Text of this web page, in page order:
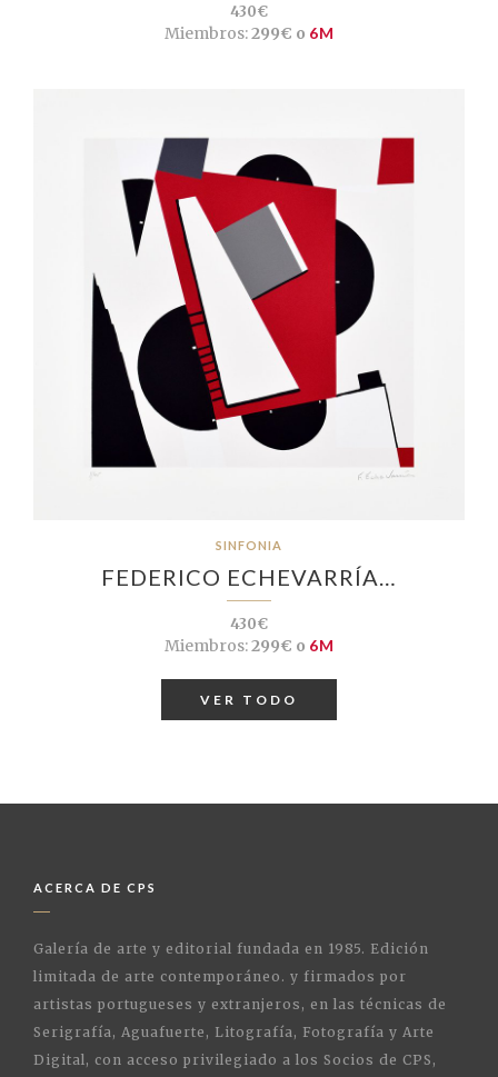
430€
Miembros:299€ o 6M
SINFONIA
FEDERICO ECHEVARRÍA…
430€
Miembros:299€ o 6M
VER TODO
ACERCA DE CPS
Galería de arte y editorial fundada en 1985. Edición
limitada de arte contemporáneo. y firmados por
artistas portugueses y extranjeros, en las técnicas de
Serigrafía, Aguafuerte, Litografía, Fotografía y Arte
Digital, con acceso privilegiado a los Socios de CPS,